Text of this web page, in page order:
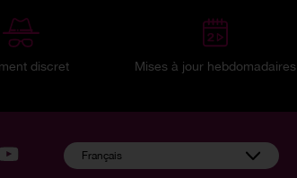
discret Mises à jour hebdomadaires
Français